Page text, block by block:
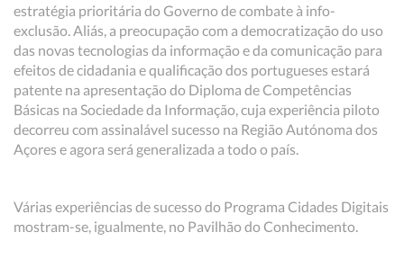
estratégia prioritária do Governo de combate à info-
exclusão. Aliás, a preocupação com a democratização do uso
das novas tecnologias da informação e da comunicação para
efeitos de cidadania e qualificação dos portugueses estará
patente na apresentação do Diploma de Competências
Básicas na Sociedade da Informação, cuja experiência piloto
decorreu com assinalável sucesso na Região Autónoma dos
Açores e agora será generalizada a todo o país.
Várias experiências de sucesso do Programa Cidades Digitais
mostram-se, igualmente, no Pavilhão do Conhecimento.